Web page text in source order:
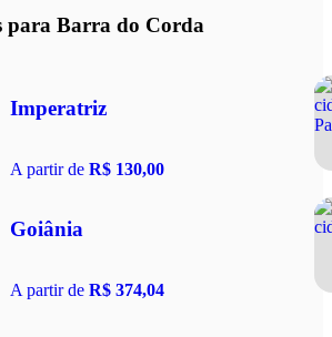
para Barra do Corda
Imperatriz
A partir de R$ 130,00
Goiânia
A partir de R$ 374,04